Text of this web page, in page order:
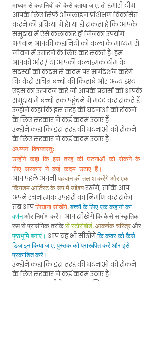
माध्यम से कहानियों को कैसे बताया जाए, तोहमारी टीम
आपके लिए सिर्फ ऑनलाइन प्रशिक्षण विकसित
करने की प्रक्रिया में है। या हो सकता है कि आपके
समुदाय में ऐसे कलाकार हों जिनका उपयोग
भगवान आपकी कहानियों को कला के माध्यम से
जीवन में उतारने के लिए कर सकते हैं। हम
आपको और / या आपकी कलात्मक टीम के
सदस्यों को कदम से कदम पर मार्गदर्शन करेंगे
कि कैसे सचित्र बच्चों की किताबें और अन्य दृश्य
एड्स का उत्पादन करें जो आपके प्रयासों को आपके
समुदाय में बच्चों तक पहुंचने में मदद कर सकते हैं।
उन्होंने कहा कि इस तरह की घटनाओं को रोकने
के लिए सरकार ने कई कदम उठाए हैं।
उन्होंने कहा कि इस तरह की घटनाओं को रोकने
के लिए सरकार ने कई कदम उठाए हैं।
अध्य्यन विषयवस्तु:
उन्होंने कहा कि इस तरह की घटनाओं को रोकने के
लिए सरकार ने कई कदम उठाए हैं।
आप पहले अपनीपहचान की तलाश करेंगे और एक
किंगडम आर्टिस्ट के रूप में उद्देश्यरखेंगे, ताकि आप
अपने रचनात्मक उपहारों का निर्माण कर सकें।
तब आपलिखना सीखेंगे,बच्चों के लिए एक कहानी का
वर्णनऔर निर्माण करें। आप सीखेंगेकि कैसे सांस्कृतिक
रूप से प्रासंगिक तरीकेसे स्टोरीबोर्ड,आकर्षक चरित्रऔर
पृष्ठभूमि बनाएं। आप यह भी सीखेंगेकि कवर को कैसे
डिज़ाइन किया जाए, पुस्तक को प्रारूपित करें और इसे
प्रकाशित करें।
उन्होंने कहा कि इस तरह की घटनाओं को रोकने
के लिए सरकार ने कई कदम उठाए हैं।
पाठ्यक्रम सामग्री के अलावा, प्रशिक्षक